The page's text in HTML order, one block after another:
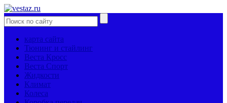
карта сайта
Тюнинг и стайлинг
Веста Кросс
Веста Спорт
Жидкости
Климат
Колеса